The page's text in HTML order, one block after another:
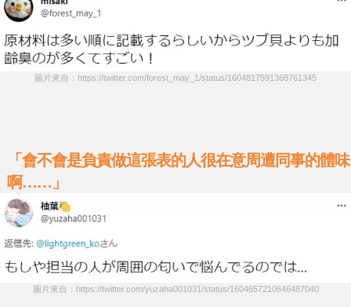
圖片來自：https://twitter.com/forest_may_1/status/1604817591368761345
「會不會是負責做這張表的人很在意周遭同事的體味
啊……」
圖片來自：https://twitter.com/yuzaha001031/status/1604657210646487040